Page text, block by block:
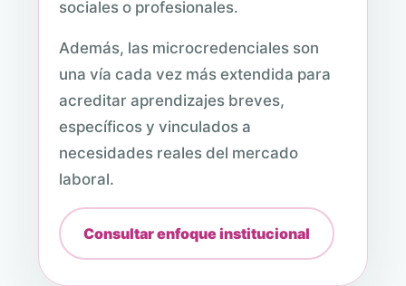
sociales o profesionales.
Además, las microcredenciales son
una vía cada vez más extendida para
acreditar aprendizajes breves,
específicos y vinculados a
necesidades reales del mercado
laboral.
Consultar enfoque institucional